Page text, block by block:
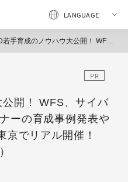
のノウハウ大公開！ WFS、サイバーエージェントのトレーナーの育成事例発表や交流会を3月19日（火）東京でリアル開催！（サイバーエージェント）
PR
開！ WFS、サイバ
ーの育成事例発表や
京でリアル開催！